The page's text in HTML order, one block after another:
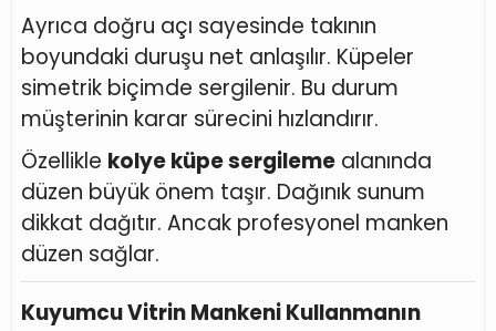
Ayrıca doğru açı sayesinde takının
boyundaki duruşu net anlaşılır. Küpeler
simetrik biçimde sergilenir. Bu durum
müşterinin karar sürecini hızlandırır.
Özellikle kolye küpe sergileme alanında
düzen büyük önem taşır. Dağınık sunum
dikkat dağıtır. Ancak profesyonel manken
düzen sağlar.
Kuyumcu Vitrin Mankeni Kullanmanın